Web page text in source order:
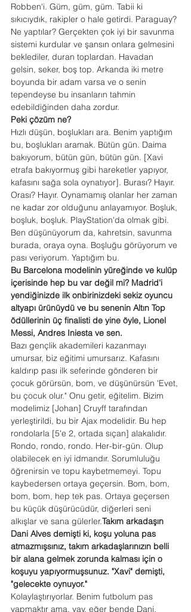
Robben'i. Güm, güm, güm. Tabii ki
sıkıcıydık, rakipler o hale getirdi. Paraguay?
Ne yaptılar? Gerçekten çok iyi bir savunma
sistemi kurdular ve şansın onlara gelmesini
beklediler, duran toplardan. Havadan
gelsin, seker, boş top. Arkanda iki metre
boyunda bir adam varsa ve o senin
tependeyse bu insanların tahmin
edebildiğinden daha zordur.
Peki çözüm ne?
Hızlı düşün, boşlukları ara. Benim yaptığım
bu, boşlukları aramak. Bütün gün. Daima
bakıyorum, bütün gün, bütün gün. [Xavi
etrafa bakıyormuş gibi hareketler yapıyor,
kafasını sağa sola oynatıyor]. Burası? Hayır.
Orası? Hayır. Oynamamış olanlar her zaman
ne kadar zor olduğunu anlayamıyor. Boşluk,
boşluk, boşluk. PlayStation'da olmak gibi.
Ben düşünüyorum da, kahretsin, savunma
burada, oraya oyna. Boşluğu görüyorum ve
pası veriyorum. Yaptığım bu.
Bu Barcelona modelinin yüreğinde ve kulüp
içerisinde hep bu var değil mi? Madrid'i
yendiğinizde ilk onbirinizdeki sekiz oyuncu
altyapı ürünüydü ve bu senenin Altın Top
ödüllerinin üç finalisti de yine öyle, Lionel
Messi, Andres Iniesta ve sen.
Bazı gençlik akademileri kazanmayı
umursar, biz eğitimi umursarız. Kafasını
kaldırıp pası ilk seferinde gönderen bir
çocuk görürsün, bom, ve düşünürsün 'Evet,
bu çocuk olur." Onu getir, eğitelim. Bizim
modelimiz [Johan] Cruyff tarafından
yerleştirildi, bu bir Ajax modelidir. Bu hep
rondolarla [5'e 2, ortada sıçan] alakalıdır.
Rondo, rondo, rondo. Her-bir-gün. Olup
olabilecek en iyi idmandır. Sorumluluğu
öğrenirsin ve topu kaybetmemeyi. Topu
kaybedersen ortaya geçersin. Bom, bom,
bom, bom, hep tek pas. Ortaya geçersen
bu küçük düşürücüdür, diğerleri seni
alkışlar ve sana gülerler.Takım arkadaşın
Dani Alves demişti ki, koşu yoluna pas
atmazmışsınız, takım arkadaşlarınızın belli
bir alana gelmek zorunda kalması için o
koşuyu yapıyormuşsunuz. "Xavi" demişti,
"gelecekte oynuyor."
Kolaylaştırıyorlar. Benim futbolum pas
yapmaktır ama, vay, eğer bende Dani,